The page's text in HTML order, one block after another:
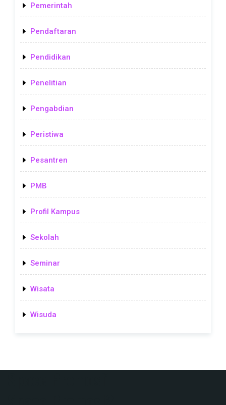
Pemerintah
Pendaftaran
Pendidikan
Penelitian
Pengabdian
Peristiwa
Pesantren
PMB
Profil Kampus
Sekolah
Seminar
Wisata
Wisuda